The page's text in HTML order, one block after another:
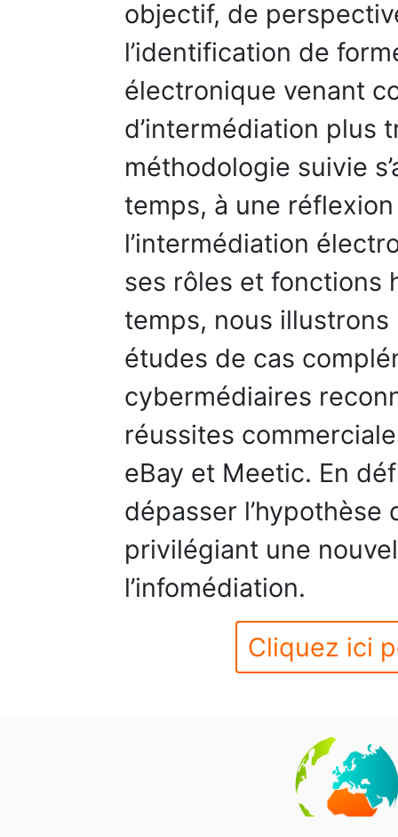
objectif, de
l’identification de
électronique venant
d’intermédiation plus
méthodologie suivie
temps, à une
l’intermédiation
ses rôles et fonctions
temps, nous
études de cas
cybermédiaires
réussites
eBay et Meetic. En
dépasser
privilégiant une
l’infomédiation.
Cliquez ici